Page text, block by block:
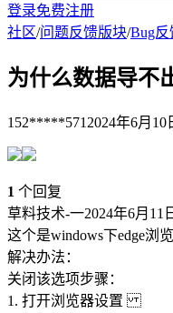
登录免费注册
社区/问题反馈版块/Bug
为什么数据导不
152*****571 2024年6月10
1 个回复
草料技术-一2024年6月11
这个是windows下edge浏
解决办法：
关闭该选项步骤：
1. 打开浏览器设置